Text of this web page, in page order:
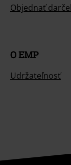
Objednať
O EMP
Udržateľnosť